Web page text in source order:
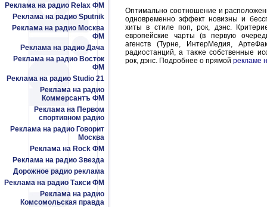
Реклама на радио Relax ФМ
Реклама на радио Sputnik
Реклама на радио Москва
ФМ
Реклама на радио Дача
Реклама на радио Восток
ФМ
Реклама на радио Studio 21
Реклама на радио
Коммерсантъ ФМ
Реклама на Первом
спортивном радио
Реклама на радио Говорит
Москва
Реклама на Rock ФМ
Реклама на радио Звезда
Дорожное радио реклама
Реклама на радио Такси ФМ
Реклама на радио
Комсомольская правда
Оптимально соотношение и
одновременно эффект новизны и
хиты в стиле поп, рок, дэнс.
европейские чарты (в первую
агенств (Турне, ИнтерМедия,
радиостанций, а также собственные
рок, дэнс. Подробнее о прямой рекламе